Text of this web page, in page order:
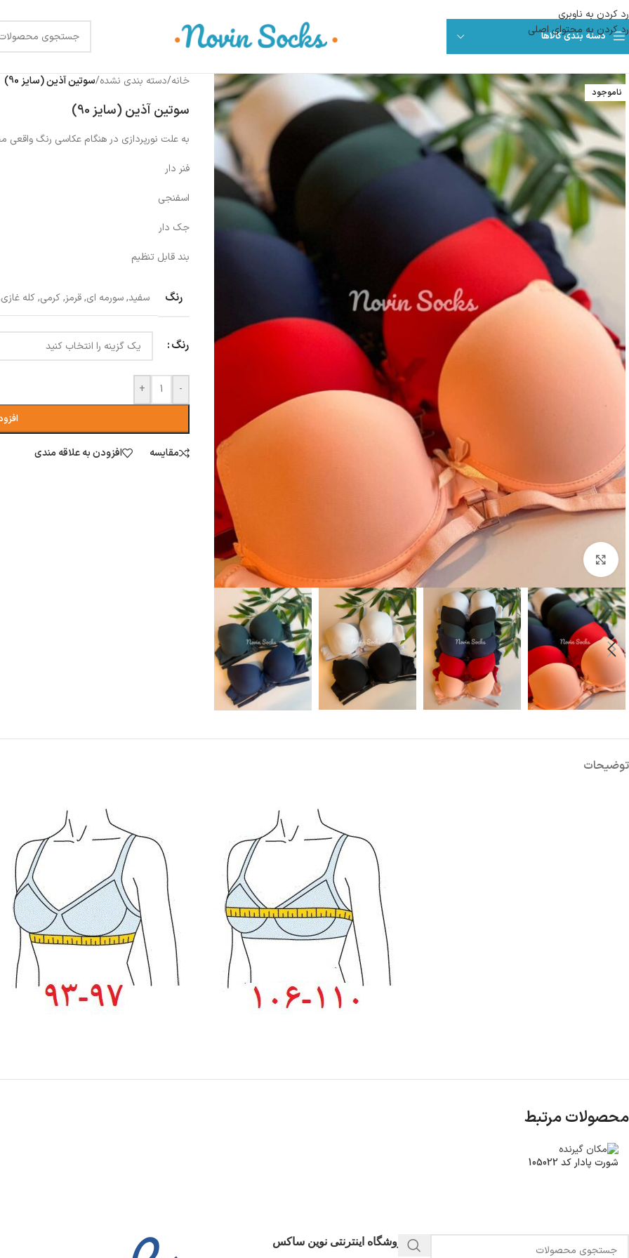
رد کردن به ناوبری
رد کردن به محتوای اصلی
دسته بندی کالاها
ناموجود
خانه/دسته بندی نشده/سوتین آذین (سایز 90)
سوتین آذین (سایز 90)
به علت نورپردازی در هنگام عکاسی رنگ
فنر دار
اسفنجی
جک دار
بند قابل تنظیم
رنگ سفید,سورمه ای,قرمز,کرمی,کله غازی
رنگ
-
+
مقایسه افزودن به علاقه مندی
توضیحات
محصولات مرتبط
شورت پادار کد 105022
فروشگاه اینترنتی نوین ساکس